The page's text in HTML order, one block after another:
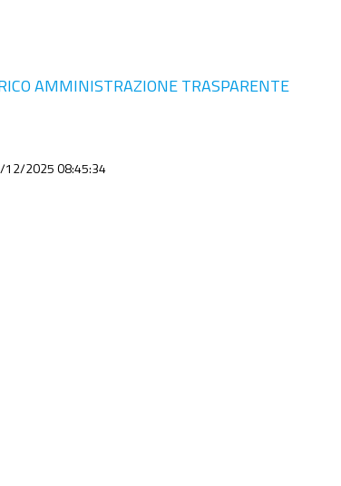
AMMINISTRAZIONE TRASPARENTE
12/2025 08:45:34